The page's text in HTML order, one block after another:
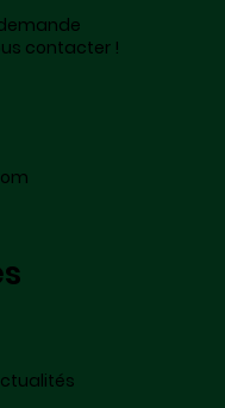
contacter !